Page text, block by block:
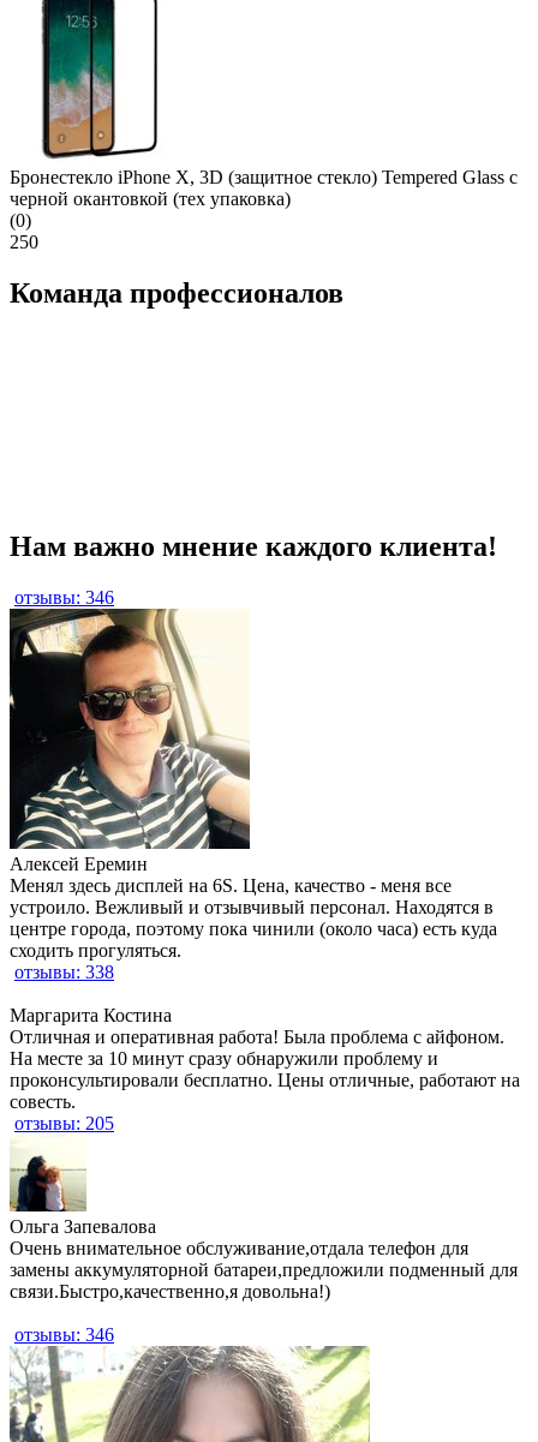
Бронестекло iPhone X, 3D (защитное стекло) Tempered Glass с
черной окантовкой (тех упаковка)
(0)
250
Команда профессионалов
Нам важно мнение каждого клиента!
отзывы: 346
Алексей Еремин
Менял здесь дисплей на 6S. Цена, качество - меня все
устроило. Вежливый и отзывчивый персонал. Находятся в
центре города, поэтому пока чинили (около часа) есть куда
сходить прогуляться.
отзывы: 338
Маргарита Костина
Отличная и оперативная работа! Была проблема с айфоном.
На месте за 10 минут сразу обнаружили проблему и
проконсультировали бесплатно. Цены отличные, работают на
совесть.
отзывы: 205
​Ольга Запевалова
Очень внимательное обслуживание,отдала телефон для
замены аккумуляторной батареи,предложили подменный для
связи.Быстро,качественно,я довольна!)
отзывы: 346